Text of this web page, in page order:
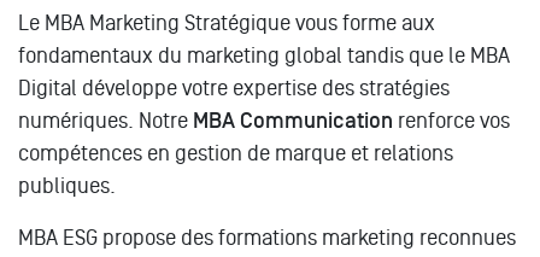
Le MBA Marketing Stratégique vous forme aux
fondamentaux du marketing global tandis que le MBA
Digital développe votre expertise des stratégies
numériques. Notre MBA Communication renforce vos
compétences en gestion de marque et relations
publiques.
MBA ESG propose des formations marketing reconnues